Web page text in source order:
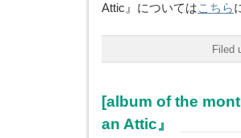
Attic』についてはこちら
Filed
[album of the
an Attic』